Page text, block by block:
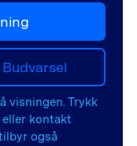
Budvarsel
visningen. Trykk
eller kontakt
også